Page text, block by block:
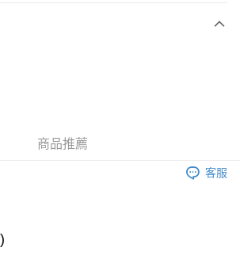
確認後2-4個工作天到店，7天內取。逾期後
商品推薦
客服